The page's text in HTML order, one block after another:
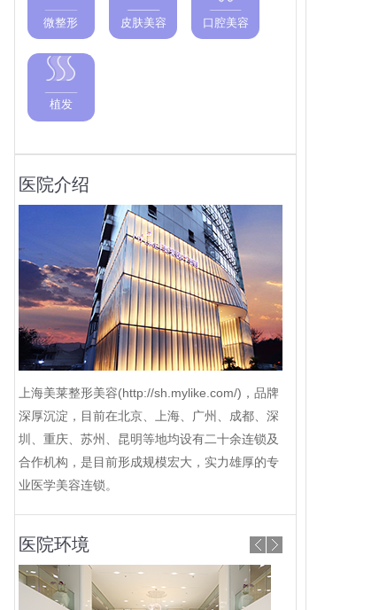
微整形 皮肤美容 口腔美容
植发
医院介绍
上海美莱整形美容(http://sh.mylike.com/)，品牌
深厚沉淀，目前在北京、上海、广州、成都、深
圳、重庆、苏州、昆明等地均设有二十余连锁及
合作机构，是目前形成规模宏大，实力雄厚的专
业医学美容连锁。
医院环境